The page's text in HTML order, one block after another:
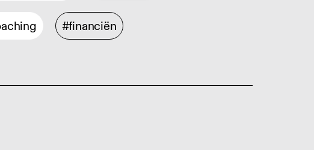
#financiën